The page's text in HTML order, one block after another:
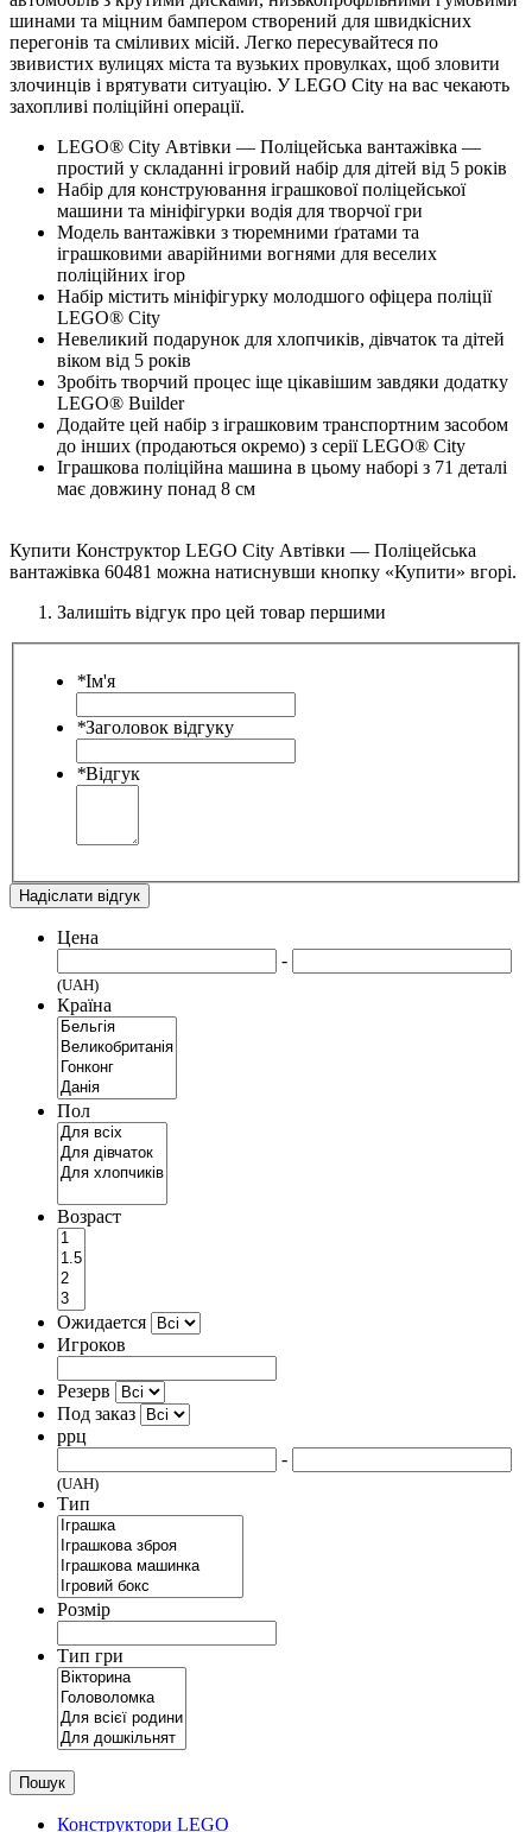
шинами та міцним бампером створений для швидкісних
перегонів та сміливих місій. Легко пересувайтеся по
звивистих вулицях міста та вузьких провулках, щоб зловити
злочинців і врятувати ситуацію. У LEGO City на вас чекають
захопливі поліційні операції.
LEGO® City Автівки — Поліцейська вантажівка —
простий у складанні ігровий набір для дітей від 5 років
Набір для конструювання іграшкової поліцейської
машини та мініфігурки водія для творчої гри
Модель вантажівки з тюремними ґратами та
іграшковими аварійними вогнями для веселих
поліційних ігор
Набір містить мініфігурку молодшого офіцера поліції
LEGO® City
Невеликий подарунок для хлопчиків, дівчаток та дітей
віком від 5 років
Зробіть творчий процес іще цікавішим завдяки додатку
LEGO® Builder
Додайте цей набір з іграшковим транспортним засобом
до інших (продаються окремо) з серії LEGO® City
Іграшкова поліційна машина в цьому наборі з 71 деталі
має довжину понад 8 см
Купити Конструктор LEGO City Автівки — Поліцейська
вантажівка 60481 можна натиснувши кнопку «Купити» вгорі.
Залишіть відгук про цей товар першими
*Ім'я
*Заголовок відгуку
*Відгук
Надіслати відгук
Цена
-
(UAH)
Країна
Пол
Возраст
Ожидается
Игроков
Резерв
Под заказ
ррц
-
(UAH)
Тип
Розмір
Тип гри
Пошук
Конструктори LEGO